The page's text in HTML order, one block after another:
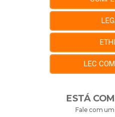
LEC
ESTÁ
Fale com